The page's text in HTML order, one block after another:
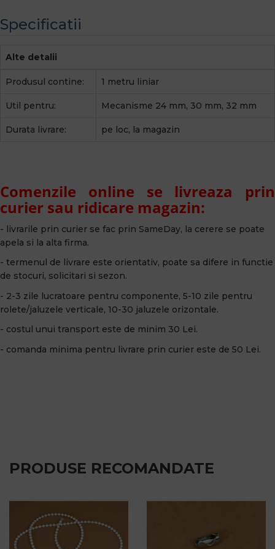
Specificatii
Alte detalii
Produsul contine: 1 metru liniar
Util pentru: Mecanisme 24 mm, 30 mm, 32 mm
Durata livrare: pe loc, la magazin
Comenzile online se livreaza prin
curier sau ridicare magazin:
- livrarile prin curier se fac prin SameDay, la cerere se poate
apela si la alta firma.
- termenul de livrare este orientativ, poate sa difere in functie
de stocuri, solicitari si sezon.
- 2-3 zile lucratoare pentru componente, 5-10 zile pentru
rolete/jaluzele verticale, 10-30 jaluzele orizontale.
- costul unui transport este de minim 30 Lei.
- comanda minima pentru livrare prin curier este de 50 Lei.
PRODUSE RECOMANDATE